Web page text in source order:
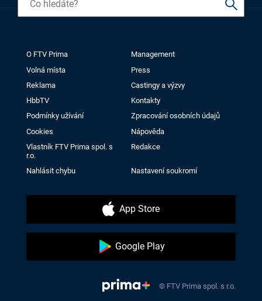
O FTV Prima
Management
Volná místa
Press
Reklama
Castingy a výzvy
HbbTV
Kontakty
Podmínky užívání
Zpracování osobních údajů
Cookies
Nápověda
Vlastník FTV Prima spol. s
r.o.
Redakce
Nahlásit chybu Nastavení soukromí
App Store
Google Play
© FTV Prima spol. s r.o.